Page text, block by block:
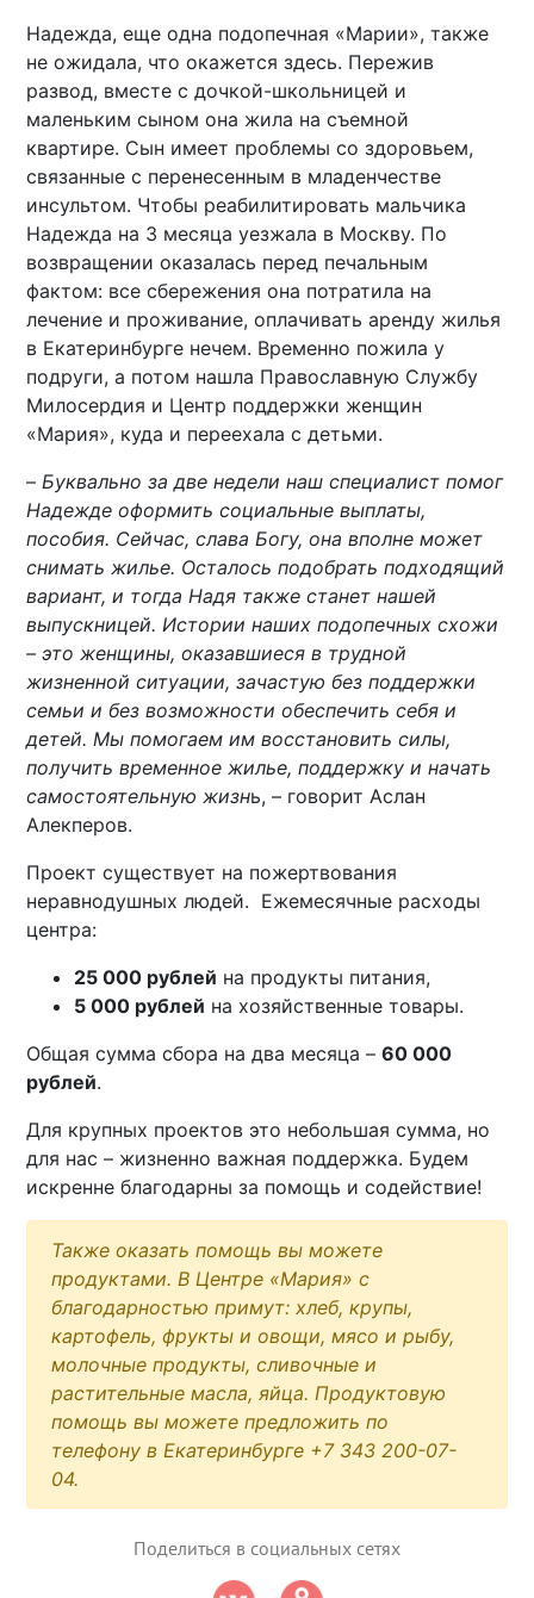
Надежда, еще одна подопечная «Марии», также
не ожидала, что окажется здесь. Пережив
развод, вместе с дочкой-школьницей и
маленьким сыном она жила на съемной
квартире. Сын имеет проблемы со здоровьем,
связанные с перенесенным в младенчестве
инсультом. Чтобы реабилитировать мальчика
Надежда на 3 месяца уезжала в Москву. По
возвращении оказалась перед печальным
фактом: все сбережения она потратила на
лечение и проживание, оплачивать аренду жилья
в Екатеринбурге нечем. Временно пожила у
подруги, а потом нашла Православную Службу
Милосердия и Центр поддержки женщин
«Мария», куда и переехала с детьми.
–Буквально за две недели наш специалист помог
Надежде оформить социальные выплаты,
пособия. Сейчас, слава Богу, она вполне может
снимать жилье. Осталось подобрать подходящий
вариант, и тогда Надя также станет нашей
выпускницей. Истории наших подопечных схожи
– это женщины, оказавшиеся в трудной
жизненной ситуации, зачастую без поддержки
семьи и без возможности обеспечить себя и
детей. Мы помогаем им восстановить силы,
получить временное жилье, поддержку и начать
самостоятельную жизнь, – говорит Аслан
Алекперов.
Проект существует на пожертвования
неравнодушных людей. Ежемесячные расходы
центра:
25 000 рублей на продукты питания,
5 000 рублей на хозяйственные товары.
Общая сумма сбора на два месяца –60 000
рублей.
Для крупных проектов это небольшая сумма, но
для нас – жизненно важная поддержка. Будем
искренне благодарны за помощь и содействие!
Также оказать помощь вы можете
продуктами. В Центре «Мария» с
благодарностью примут: хлеб, крупы,
картофель, фрукты и овощи, мясо и рыбу,
молочные продукты, сливочные и
растительные масла, яйца. Продуктовую
помощь вы можете предложить по
телефону в Екатеринбурге +7 343 200-07-
04.
Поделиться в социальных сетях